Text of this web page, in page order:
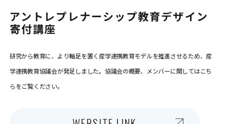
アントレプレナーシップ教育デザイン
寄付講座
研究から教育に、より軸足を置く産学連携教育モデルを推進させるため、産
学連携教育協議会が発足しました。協議会の概要、メンバーに関してはこち
らをご覧ください。